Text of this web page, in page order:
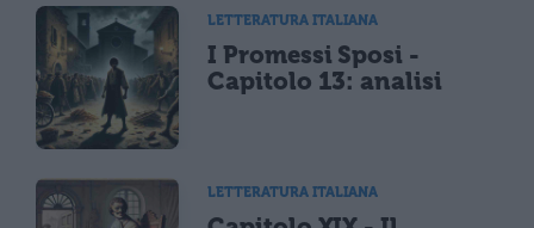
LETTERATURA ITALIANA
I Promessi Sposi -
Capitolo 13: analisi
LETTERATURA ITALIANA